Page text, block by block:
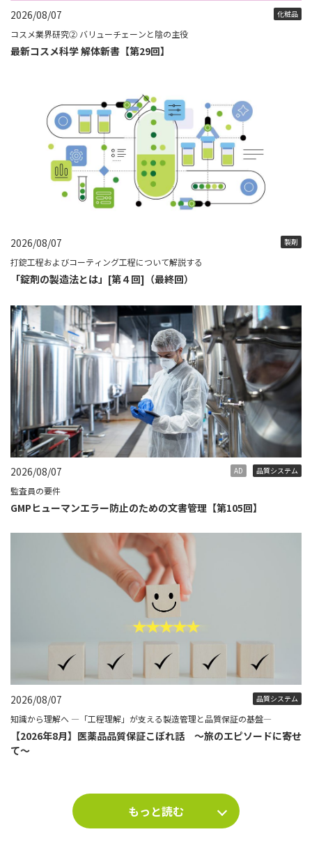
2026/08/07 化粧品
コスメ業界研究② バリューチェーンと陰の主役
最新コスメ科学 解体新書【第29回】
2026/08/07 製剤
打錠工程およびコーティング工程について解説する
「錠剤の製造法とは」[第４回]（最終回）
2026/08/07 AD 品質システム
監査員の要件
GMPヒューマンエラー防止のための文書管理【第105回】
2026/08/07 品質システム
知識から理解へ ―「工程理解」が支える製造管理と品質保証の基盤―
【2026年8月】医薬品品質保証こぼれ話 ～旅のエピソードに寄せ
て～
もっと読む